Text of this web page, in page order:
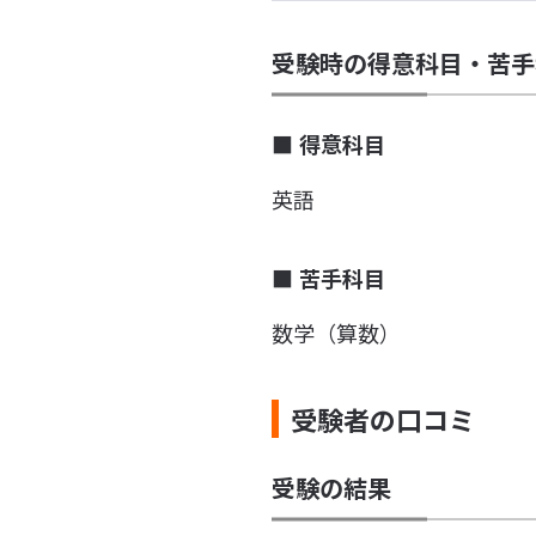
受験時の得意科目・苦
得意科目
英語
苦手科目
数学（算数）
受験者の口コミ
受験の結果